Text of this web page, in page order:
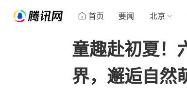
首页 要闻 北京
童趣赴初夏！
界，邂逅自然